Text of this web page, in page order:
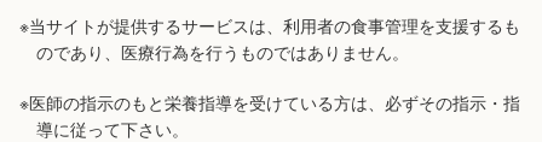
※当サイトが提供するサービスは、利用者の食事管理を支援するも
のであり、医療行為を行うものではありません。
※医師の指示のもと栄養指導を受けている方は、必ずその指示・指
導に従って下さい。